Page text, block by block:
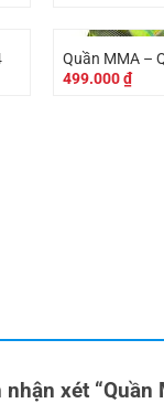
Quần MMA –
499.000₫
xét